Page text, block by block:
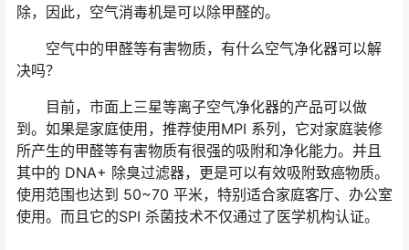
除，因此，空气消毒机是可以除甲醛的。
空气中的甲醛等有害物质，有什么空气净化器可以解
决吗？
目前，市面上三星等离子空气净化器的产品可以做
到。如果是家庭使用，推荐使用MPI 系列，它对家庭装修
所产生的甲醛等有害物质有很强的吸附和净化能力。并且
其中的 DNA+ 除臭过滤器，更是可以有效吸附致癌物质。
使用范围也达到 50~70 平米，特别适合家庭客厅、办公室
使用。而且它的SPI 杀菌技术不仅通过了医学机构认证。